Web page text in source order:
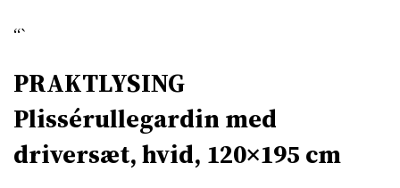
“`
PRAKTLYSING
Plissérullegardin med
driversæt, hvid, 120×195 cm